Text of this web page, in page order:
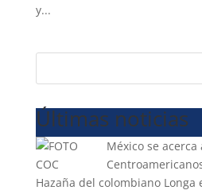
y...
Últimas noticias
México se
Hazaña del colombiano Longa